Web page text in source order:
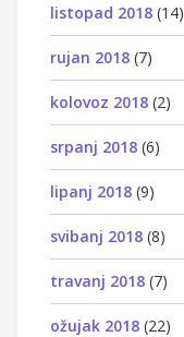
listopad 2018 (14)
rujan 2018 (7)
kolovoz 2018 (2)
srpanj 2018 (6)
lipanj 2018 (9)
svibanj 2018 (8)
travanj 2018 (7)
ožujak 2018 (22)